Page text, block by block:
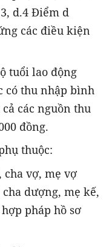
d.4 Điểm d
các điều kiện
tuổi lao động
có thu nhập bình
các nguồn thu
đồng.
thuộc:
cha vợ, mẹ vợ
cha dượng, mẹ kế,
pháp hồ sơ